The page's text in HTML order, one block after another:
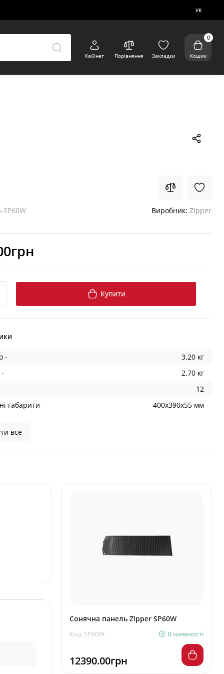
УК
Кабінет Порівняння Закладки
0
Кошик
SP60W Виробник: Zipper
Купити
-
3,20 кг
2,70 кг
12
габарити -
400х390х55 мм
все
Сонячна панель Zipper SP60W
Код: SP60W В наявності
12390.00грн